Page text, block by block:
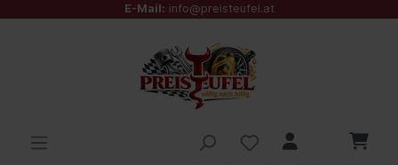
E-Mail: info@preisteufel.at